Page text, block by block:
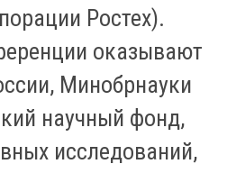
Ростех).
оказывают
Минобрнауки
научный фонд,
исследований,